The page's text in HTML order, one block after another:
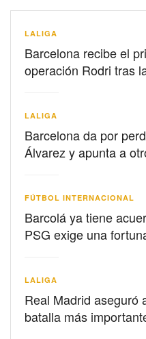
LALIGA
Barcelona recibe el
operación Rodri tras
LALIGA
Barcelona da por
Álvarez y apunta a
FÚTBOL INTERNACIONAL
Barcolá ya tiene
PSG exige una
LALIGA
Real Madrid aseguró
batalla más